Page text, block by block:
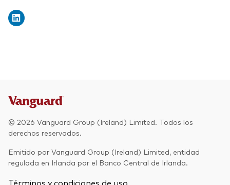
© 2026 Vanguard Group (Ireland) Limited. Todos los
derechos reservados.
Emitido por Vanguard Group (Ireland) Limited, entidad
regulada en Irlanda por el Banco Central de Irlanda.
Términos y condiciones de uso